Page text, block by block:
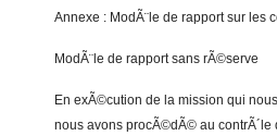
Annexe : ModÃ¨le de rapport sur les
ModÃ¨le de rapport sans rÃ©serve
En exÃ©cution de la mission qui
nous avons procÃ©dÃ© au